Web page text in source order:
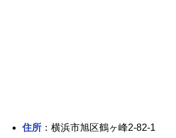
住所 ：横浜市旭区鶴ヶ峰2-82-1